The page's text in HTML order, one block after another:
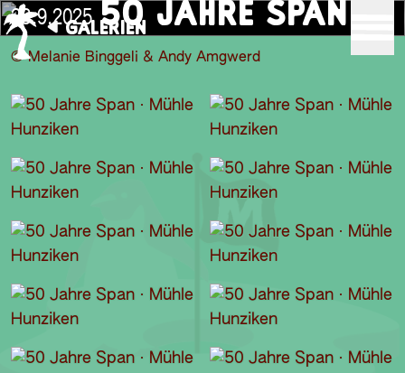
GALERIEN
28.9.2025 50 JAHRE SPAN
© Melanie Binggeli & Andy Amgwerd